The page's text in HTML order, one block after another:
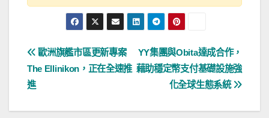
文
章
導
YY集團與Obita達成合作，
藉助穩定幣支付基礎設施強
化全球生態系統
歐洲旗艦市區更新專案
The Ellinikon，正在全速推
進